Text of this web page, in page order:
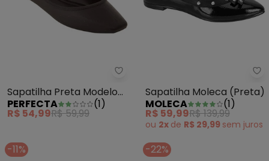
Perfecta - Sapatilha Preta
Sapatilha Preta Modelo
Bailarina
PERFECTA (1)
R$ 54,99R$ 59,99
Sapatilha Moleca (Preta)
MOLECA
(1)
R$ 59,99R$ 139,99
ou 2x de R$ 29,99 sem juros
-11% -22%